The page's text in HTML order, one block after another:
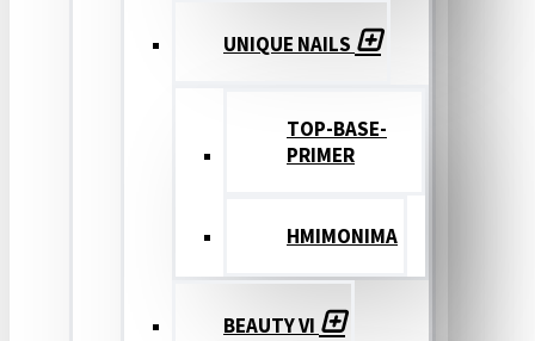
UNIQUE NAILS
TOP-BASE-
PRIMER
ΗΜΙΜΟΝΙΜΑ
BEAUTY VI